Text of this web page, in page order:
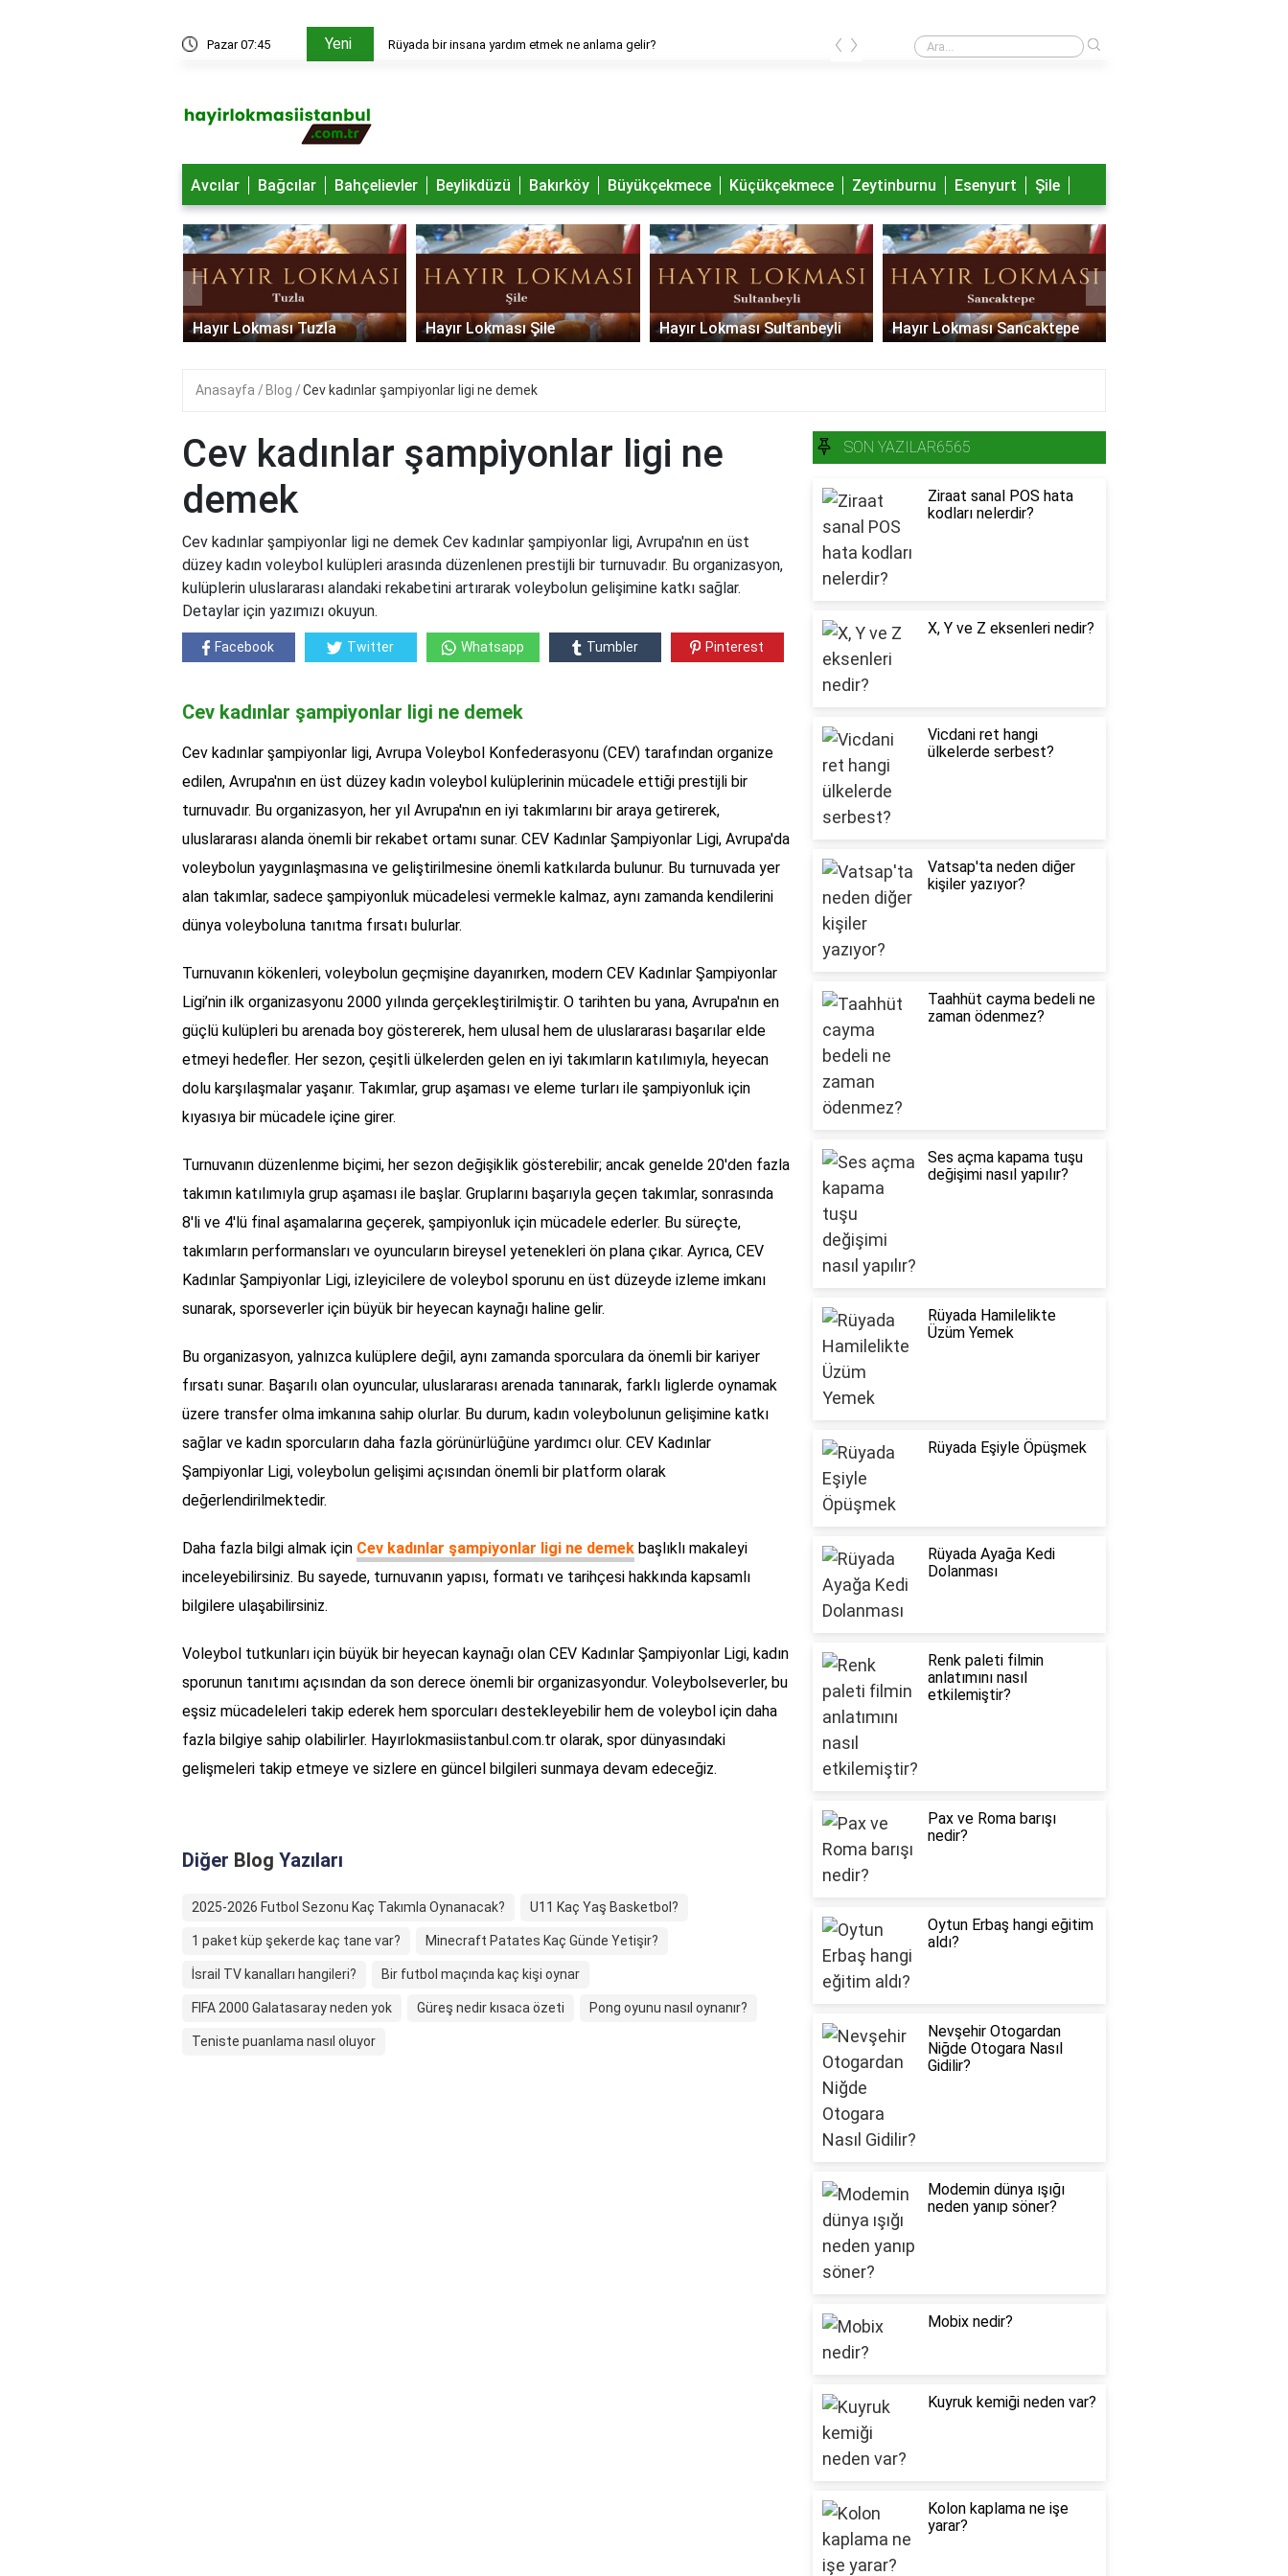
Pazar 07:45 Yeni Rüyada bir insana yardım etmek ne anlama gelir? Nayib Bukele aslen nereli?
‹ ›
Avcılar Bağcılar Bahçelievler Beylikdüzü Bakırköy Büyükçekmece Küçükçekmece Zeytinburnu Esenyurt Şile
Hayır Lokması Tuzla Hayır Lokması Şile Hayır Lokması Sultanbeyli Hayır Lokması Sancaktepe
‹ ›
Anasayfa Blog Cev kadınlar şampiyonlar ligi ne demek
Cev kadınlar şampiyonlar ligi ne
demek
Cev kadınlar şampiyonlar ligi ne demek Cev kadınlar şampiyonlar ligi, Avrupa'nın en üst
düzey kadın voleybol kulüpleri arasında düzenlenen prestijli bir turnuvadır. Bu organizasyon,
kulüplerin uluslararası alandaki rekabetini artırarak voleybolun gelişimine katkı sağlar.
Detaylar için yazımızı okuyun.
Facebook Twitter Whatsapp Tumbler Pinterest
Cev kadınlar şampiyonlar ligi ne demek
Cev kadınlar şampiyonlar ligi, Avrupa Voleybol Konfederasyonu (CEV) tarafından organize
edilen, Avrupa'nın en üst düzey kadın voleybol kulüplerinin mücadele ettiği prestijli bir
turnuvadır. Bu organizasyon, her yıl Avrupa'nın en iyi takımlarını bir araya getirerek,
uluslararası alanda önemli bir rekabet ortamı sunar. CEV Kadınlar Şampiyonlar Ligi, Avrupa'da
voleybolun yaygınlaşmasına ve geliştirilmesine önemli katkılarda bulunur. Bu turnuvada yer
alan takımlar, sadece şampiyonluk mücadelesi vermekle kalmaz, aynı zamanda kendilerini
dünya voleyboluna tanıtma fırsatı bulurlar.
Turnuvanın kökenleri, voleybolun geçmişine dayanırken, modern CEV Kadınlar Şampiyonlar
Ligi’nin ilk organizasyonu 2000 yılında gerçekleştirilmiştir. O tarihten bu yana, Avrupa'nın en
güçlü kulüpleri bu arenada boy göstererek, hem ulusal hem de uluslararası başarılar elde
etmeyi hedefler. Her sezon, çeşitli ülkelerden gelen en iyi takımların katılımıyla, heyecan
dolu karşılaşmalar yaşanır. Takımlar, grup aşaması ve eleme turları ile şampiyonluk için
kıyasıya bir mücadele içine girer.
Turnuvanın düzenlenme biçimi, her sezon değişiklik gösterebilir; ancak genelde 20'den fazla
takımın katılımıyla grup aşaması ile başlar. Gruplarını başarıyla geçen takımlar, sonrasında
8'li ve 4'lü final aşamalarına geçerek, şampiyonluk için mücadele ederler. Bu süreçte,
takımların performansları ve oyuncuların bireysel yetenekleri ön plana çıkar. Ayrıca, CEV
Kadınlar Şampiyonlar Ligi, izleyicilere de voleybol sporunu en üst düzeyde izleme imkanı
sunarak, sporseverler için büyük bir heyecan kaynağı haline gelir.
Bu organizasyon, yalnızca kulüplere değil, aynı zamanda sporculara da önemli bir kariyer
fırsatı sunar. Başarılı olan oyuncular, uluslararası arenada tanınarak, farklı liglerde oynamak
üzere transfer olma imkanına sahip olurlar. Bu durum, kadın voleybolunun gelişimine katkı
sağlar ve kadın sporcuların daha fazla görünürlüğüne yardımcı olur. CEV Kadınlar
Şampiyonlar Ligi, voleybolun gelişimi açısından önemli bir platform olarak
değerlendirilmektedir.
Daha fazla bilgi almak için Cev kadınlar şampiyonlar ligi ne demek başlıklı makaleyi
inceleyebilirsiniz. Bu sayede, turnuvanın yapısı, formatı ve tarihçesi hakkında kapsamlı
bilgilere ulaşabilirsiniz.
Voleybol tutkunları için büyük bir heyecan kaynağı olan CEV Kadınlar Şampiyonlar Ligi, kadın
sporunun tanıtımı açısından da son derece önemli bir organizasyondur. Voleybolseverler, bu
eşsiz mücadeleleri takip ederek hem sporcuları destekleyebilir hem de voleybol için daha
fazla bilgiye sahip olabilirler. Hayırlokmasiistanbul.com.tr olarak, spor dünyasındaki
gelişmeleri takip etmeye ve sizlere en güncel bilgileri sunmaya devam edeceğiz.
Diğer Blog Yazıları
2025-2026 Futbol Sezonu Kaç Takımla Oynanacak? U11 Kaç Yaş Basketbol?
1 paket küp şekerde kaç tane var? Minecraft Patates Kaç Günde Yetişir?
İsrail TV kanalları hangileri? Bir futbol maçında kaç kişi oynar
FIFA 2000 Galatasaray neden yok Güreş nedir kısaca özeti Pong oyunu nasıl oynanır?
Teniste puanlama nasıl oluyor
SON YAZILAR6565
Ziraat sanal POS hata
kodları nelerdir?
X, Y ve Z eksenleri nedir?
Vicdani ret hangi
ülkelerde serbest?
Vatsap'ta neden diğer
kişiler yazıyor?
Taahhüt cayma bedeli ne
zaman ödenmez?
Ses açma kapama tuşu
değişimi nasıl yapılır?
Rüyada Hamilelikte
Üzüm Yemek
Rüyada Eşiyle Öpüşmek
Rüyada Ayağa Kedi
Dolanması
Renk paleti filmin
anlatımını nasıl
etkilemiştir?
Pax ve Roma barışı
nedir?
Oytun Erbaş hangi eğitim
aldı?
Nevşehir Otogardan
Niğde Otogara Nasıl
Gidilir?
Modemin dünya ışığı
neden yanıp söner?
Mobix nedir?
Kuyruk kemiği neden var?
Kolon kaplama ne işe
yarar?